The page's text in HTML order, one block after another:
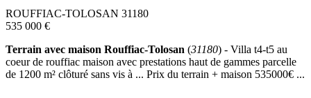
ROUFFIAC-TOLOSAN 31180
535 000 €
Terrain avec maison Rouffiac-Tolosan (31180) - Villa t4-t5 au
coeur de rouffiac maison avec prestations haut de gammes parcelle
de 1200 m² clôturé sans vis à ... Prix du terrain + maison 535000€ ...